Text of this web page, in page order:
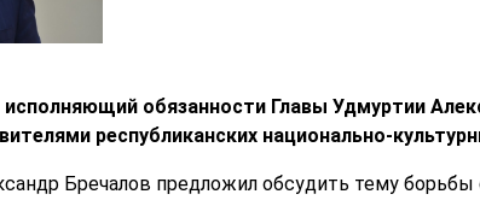
исполняющий обязанности Главы Удмуртии
республиканских национально-
Бречалов предложил обсудить тему